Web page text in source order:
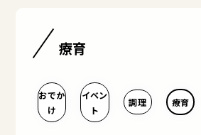
療育
おでか
け
イベン
ト
調理 療育